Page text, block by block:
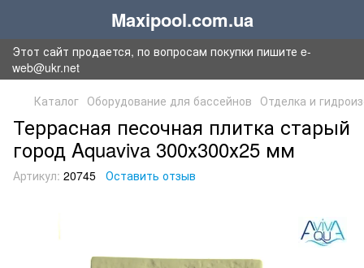
Maxipool.com.ua
Этот сайт продается, по вопросам покупки пишите e-
web@ukr.net
Каталог Оборудование для бассейнов Отделка и
Террасная песочная плитка старый
город Aquaviva 300х300х25 мм
Артикул: 20745 Оставить отзыв